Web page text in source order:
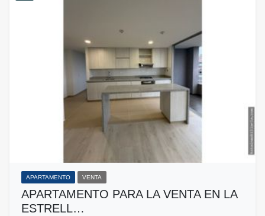
APARTAMENTO VENTA
APARTAMENTO PARA LA VENTA EN LA
ESTRELL…